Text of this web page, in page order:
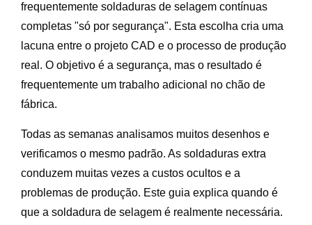
frequentemente soldaduras de selagem contínuas
completas "só por segurança". Esta escolha cria uma
lacuna entre o projeto CAD e o processo de produção
real. O objetivo é a segurança, mas o resultado é
frequentemente um trabalho adicional no chão de
fábrica.
Todas as semanas analisamos muitos desenhos e
verificamos o mesmo padrão. As soldaduras extra
conduzem muitas vezes a custos ocultos e a
problemas de produção. Este guia explica quando é
que a soldadura de selagem é realmente necessária.